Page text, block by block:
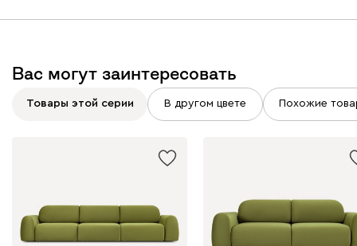
Альтеа 4447
Бежевый Графит
Вас могут заинтересовать
Товары этой серии В другом цвете Похожие